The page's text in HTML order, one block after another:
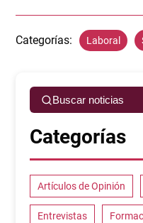
Categorías: Laboral
Buscar noticias
Categorías
Artículos de Opinión
Entrevistas